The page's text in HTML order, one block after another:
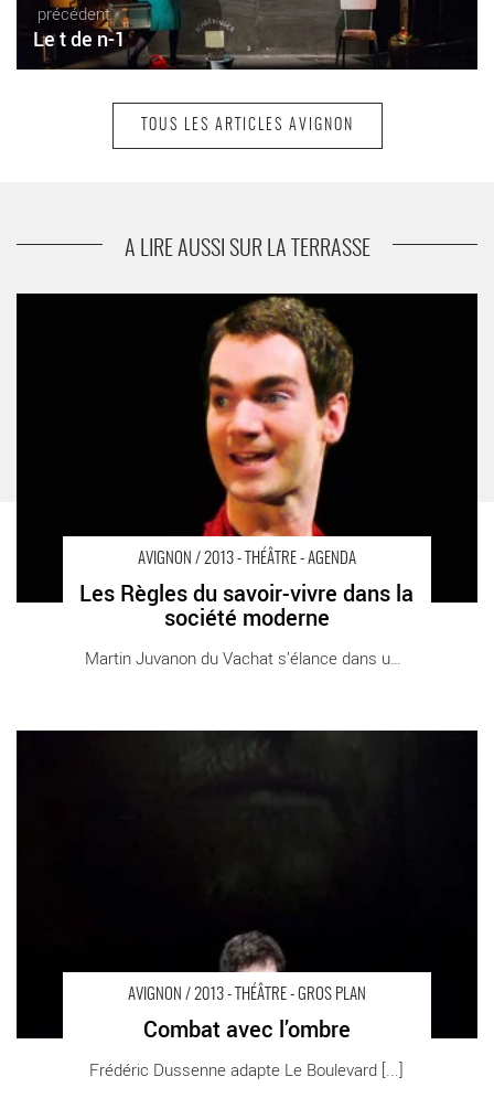
précédent
Le t de n-1
L’importance d’être Constant
TOUS LES ARTICLES AVIGNON
A LIRE AUSSI SUR LA TERRASSE
AVIGNON / 2013 - THÉÂTRE - AGENDA
Les Règles du savoir-vivre dans la
société moderne
Martin Juvanon du Vachat s’élance dans une [...]
Les Règles du savoir-vivre dans la société moderne - Critique
sortie Avignon / 2013 Avignon Le Grenier à sel
AVIGNON / 2013 - THÉÂTRE - GROS PLAN
Combat avec l’ombre
Frédéric Dussenne adapte Le Boulevard [...]
Combat avec l’ombre - Critique sortie Avignon / 2013 Avignon